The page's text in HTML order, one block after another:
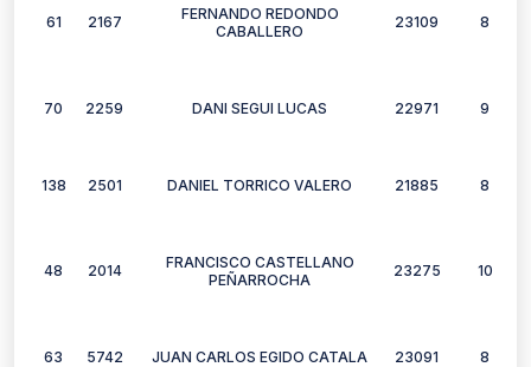
61 2167
FERNANDO REDONDO
CABALLERO
23109 8
70 2259 DANI SEGUI LUCAS 22971 9
138 2501 DANIEL TORRICO VALERO 21885 8
48 2014
FRANCISCO CASTELLANO
PEÑARROCHA
23275 10
63 5742 JUAN CARLOS EGIDO CATALA 23091 8